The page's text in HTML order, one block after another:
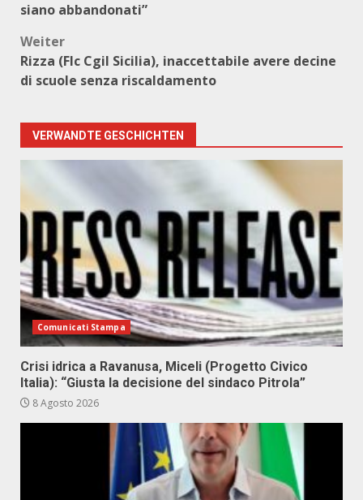
siano abbandonati”
Weiter
Rizza (Flc Cgil Sicilia), inaccettabile avere decine
di scuole senza riscaldamento
VERWANDTE GESCHICHTEN
Comunicati Stampa
Crisi idrica a Ravanusa, Miceli (Progetto Civico
Italia): “Giusta la decisione del sindaco Pitrola”
8 Agosto 2026